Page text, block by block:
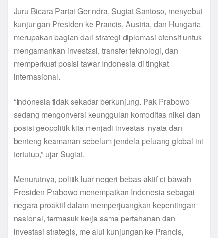
Juru Bicara Partai Gerindra, Sugiat Santoso, menyebut
kunjungan Presiden ke Prancis, Austria, dan Hungaria
merupakan bagian dari strategi diplomasi ofensif untuk
mengamankan investasi, transfer teknologi, dan
memperkuat posisi tawar Indonesia di tingkat
internasional.
“Indonesia tidak sekadar berkunjung. Pak Prabowo
sedang mengonversi keunggulan komoditas nikel dan
posisi geopolitik kita menjadi investasi nyata dan
benteng keamanan sebelum jendela peluang global ini
tertutup,” ujar Sugiat.
Menurutnya, politik luar negeri bebas-aktif di bawah
Presiden Prabowo menempatkan Indonesia sebagai
negara proaktif dalam memperjuangkan kepentingan
nasional, termasuk kerja sama pertahanan dan
investasi strategis, melalui kunjungan ke Prancis,